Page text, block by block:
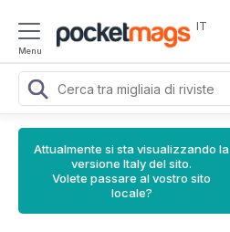
Menu
IT
Attualmente si sta visualizzando la
versione Italy del sito.
Volete passare al vostro sito
locale?